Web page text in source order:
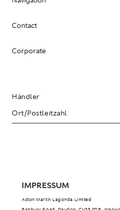
Contact
Corporate
Händler
IMPRESSUM
Aston Martin Lagonda Limited